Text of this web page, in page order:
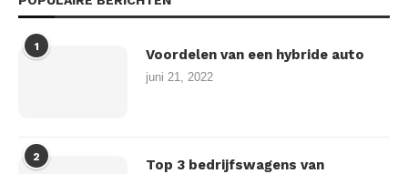
1
Voordelen van een hybride auto
juni 21, 2022
2
Top 3 bedrijfswagens van